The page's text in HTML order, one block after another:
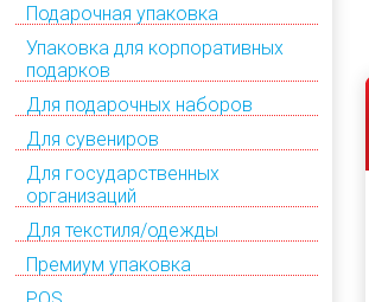
Подарочная упаковка
Упаковка для корпоративных
подарков
Для подарочных наборов
Для сувениров
Для государственных
организаций
Для текстиля/одежды
Премиум упаковка